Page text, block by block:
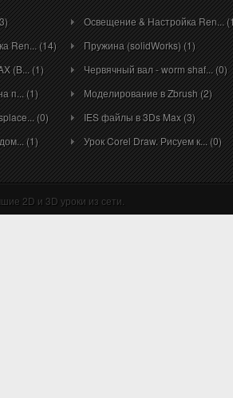
Ren... (14)
(B... (1)
п... (1)
(0)
(1)
Освещение & Настройка Ren...
Пружина (solidWorks) (1)
Червячный вал - worm shaf... (0)
Моделирование в Zbrush (2)
IES файлы в 3Ds Max (3)
Урок Corel Draw. Рисуем к... (0)
2D и 3D уроки из сети.